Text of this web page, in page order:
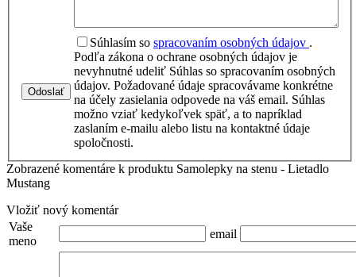
Odoslať
Súhlasím so spracovaním osobných údajov .
Podľa zákona o ochrane osobných údajov je
nevyhnutné udeliť Súhlas so spracovaním osobných
údajov. Požadované údaje spracovávame konkrétne
na účely zasielania odpovede na váš email. Súhlas
možno vziať kedykoľvek späť, a to napríklad
zaslaním e-mailu alebo listu na kontaktné údaje
spoločnosti.
Zobrazené komentáre k produktu Samolepky na stenu - Lietadlo
Mustang
Vložiť nový komentár
Vaše
meno
email